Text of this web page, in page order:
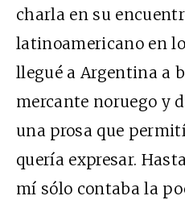
charla en su
latinoamericano en
llegué a Argentina a
mercante noruego y
una prosa que
quería expresar.
mí sólo contaba la